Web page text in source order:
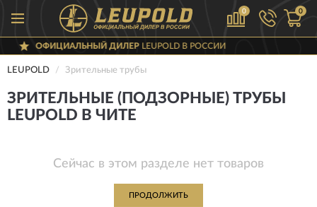
0 0
ДИЛЕРLEUPOLD В РОССИИ
LEUPOLD Зрительные трубы
ЗРИТЕЛЬНЫЕ (ПОДЗОРНЫЕ) ТРУБЫ
LEUPOLD В ЧИТЕ
Сейчас в этом разделе нет товаров
ПРОДОЛЖИТЬ